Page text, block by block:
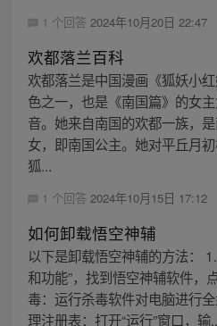
1 个回答 2024年10月20日 22:47
欢都落兰百科
欢都落兰是中国漫画《狐妖小
色之一，也是《南国篇》的女
音。她来自南国的欢都一族，
女，即南国公主。她对平丘月
狐...
1 个回答 2024年10月15日 17:12
如何卸载悟空神辅
以下是卸载悟空神辅的方法：
和功能”，找到悟空神辅软件，
毒：运行杀毒软件对电脑进行
理注册表：打开“运行”窗口，输